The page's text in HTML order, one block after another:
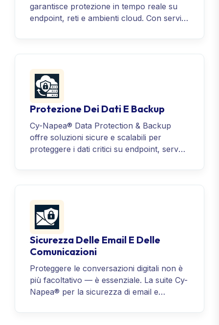
garantisce protezione in tempo reale su
endpoint, reti e ambienti cloud. Con servizi
consente alle organizzazioni di rilevare,
analizzare e neutralizzare le minacce
resilienza e continuità operativa.
Protezione Dei Dati E Backup
Cy-Napea® Data Protection & Backup
offre soluzioni sicure e scalabili per
proteggere i dati critici su endpoint, server
avanzato, disaster recovery, geo-
ridondanza e DLP, garantisce la continuità
resilienza contro le minacce informatiche.
Sicurezza Delle Email E Delle
Comunicazioni
Proteggere le conversazioni digitali non è
più facoltativo — è essenziale. La suite Cy-
Napea® per la sicurezza di email e
vulnerabili della tua organizzazione da